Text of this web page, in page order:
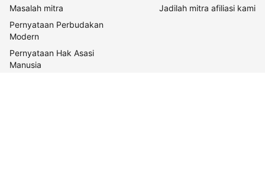
Masalah mitra
Pernyataan Perbudakan
Modern
Pernyataan Hak Asasi
Manusia
Jadilah mitra afiliasi kami